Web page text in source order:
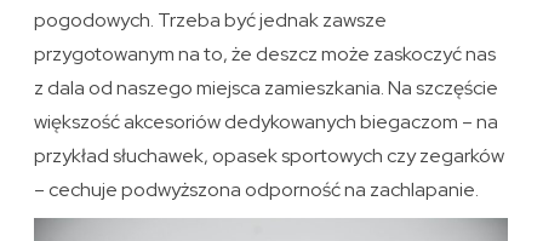
pogodowych. Trzeba być jednak zawsze
przygotowanym na to, że deszcz może zaskoczyć nas
z dala od naszego miejsca zamieszkania. Na szczęście
większość akcesoriów dedykowanych biegaczom – na
przykład słuchawek, opasek sportowych czy zegarków
– cechuje podwyższona odporność na zachlapanie.